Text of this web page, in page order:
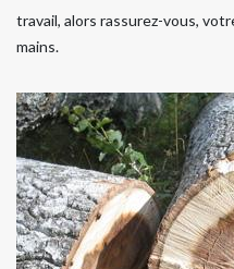
travail, alors rassurez-vous,
mains.